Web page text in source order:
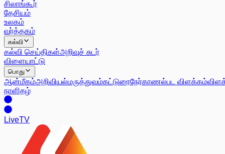
சிலாங்கூர்
தேசியம்
உலகம்
வர்த்தகம்
கல்வி
கல்வி செய்திகள்அறிவுச் சுடர்
விளையாட்டு
பொது
ஆன்மீகம்அறிவியல்மருத்துவம்கட்டுரைநேர்காணல்பட விளக்கம்
நாளிதழ்
LiveTV